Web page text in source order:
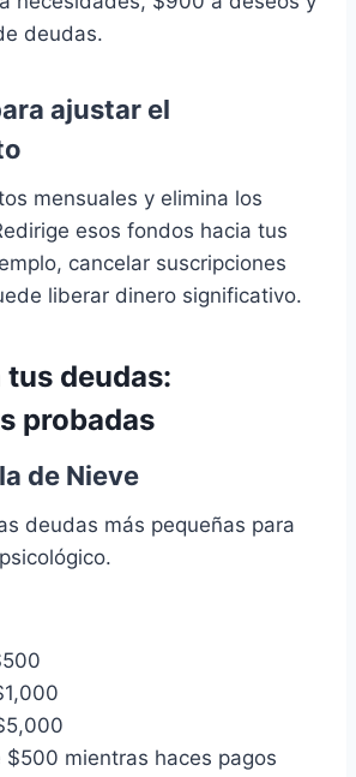
deudas.
ajustar el
mensuales y elimina los
esos fondos hacia tus
cancelar suscripciones
liberar dinero significativo.
deudas:
probadas
de Nieve
deudas más pequeñas para
$500 mientras haces pagos